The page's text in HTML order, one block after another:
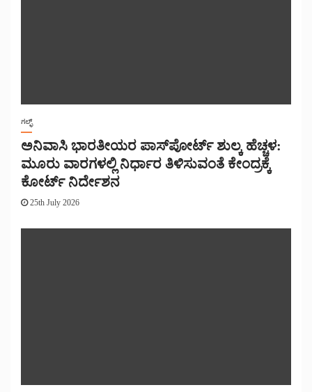
ಗಲ್ಫ್
ಅನಿವಾಸಿ ಭಾರತೀಯರ ಪಾಸ್‌ಪೋರ್ಟ್ ಶುಲ್ಕ ಹೆಚ್ಚಳ:
ಮೂರು ವಾರಗಳಲ್ಲಿ ನಿರ್ಧಾರ ತಿಳಿಸುವಂತೆ ಕೇಂದ್ರಕ್ಕೆ
ಕೋರ್ಟ್ ನಿರ್ದೇಶನ
25th July 2026